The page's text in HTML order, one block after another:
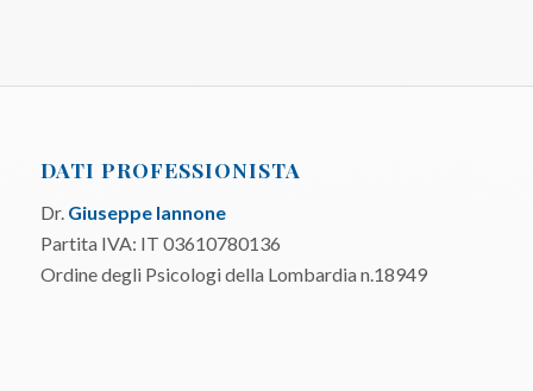
DATI PROFESSIONISTA
Dr. Giuseppe Iannone
Partita IVA: IT 03610780136
Ordine degli Psicologi della Lombardia n.18949